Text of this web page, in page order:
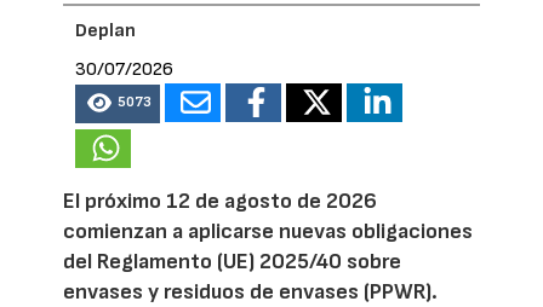
Deplan
30/07/2026
5073
El próximo 12 de agosto de 2026
comienzan a aplicarse nuevas obligaciones
del Reglamento (UE) 2025/40 sobre
envases y residuos de envases (PPWR).